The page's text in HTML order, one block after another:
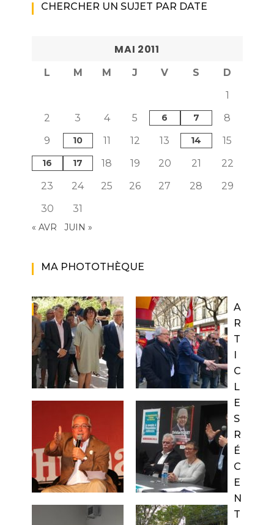
CHERCHER UN SUJET PAR DATE
MAI 2011
L M M J V S
D
1
2
3 4 5 6 7
8
9
10 11 12 13 14 15
16 17 18 19 20 21
22
23
24 25 26 27 28
29
30
31
« AVR JUIN »
MA PHOTOTHÈQUE
A
R
T
I
C
L
E
S
R
É
C
E
N
T